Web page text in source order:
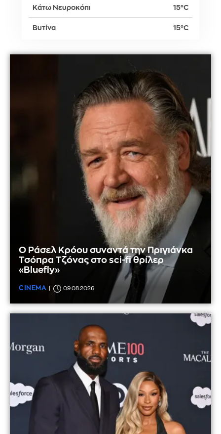
Κάτω Νευροκόπι 15°C
Βυτίνα 15°C
Ο Ράσελ Κρόου συναντά την Πριγιάνκα
Τσόπρα Τζόνας στο sci-fi θρίλερ
«Bluefly»
CINEMA 09.08.2026